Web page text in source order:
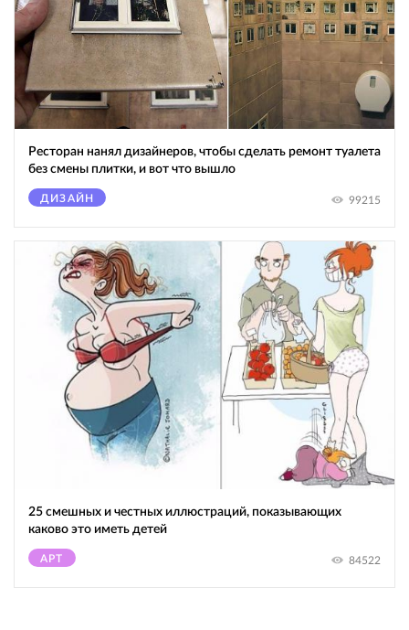
Ресторан нанял дизайнеров, чтобы сделать ремонт туалета
без смены плитки, и вот что вышло
ДИЗАЙН 99215
25 смешных и честных иллюстраций, показывающих
каково это иметь детей
АРТ 84522